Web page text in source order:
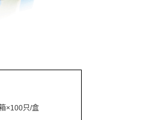
×100只/盒